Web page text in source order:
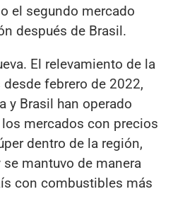
el segundo mercado
después de Brasil.
El relevamiento de la
febrero de 2022,
y Brasil han operado
mercados con precios
dentro de la región,
mantuvo de manera
con combustibles más